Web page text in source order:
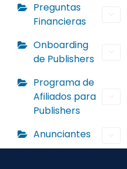
Preguntas
Financieras
Onboarding
de Publishers
Programa de
Afiliados para
Publishers
Anunciantes